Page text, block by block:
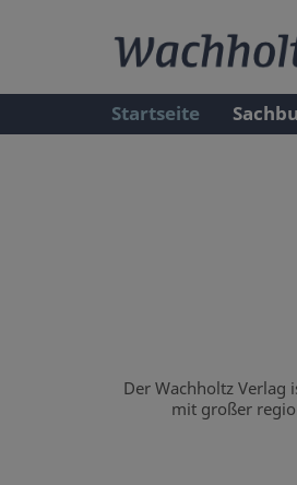
Startseite
Der Wachholtz
mit großer